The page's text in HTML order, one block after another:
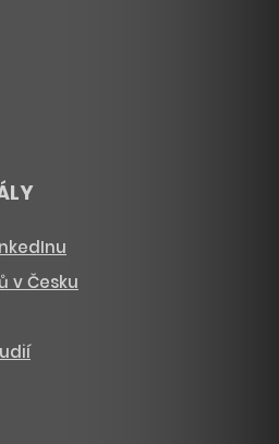
v Česku